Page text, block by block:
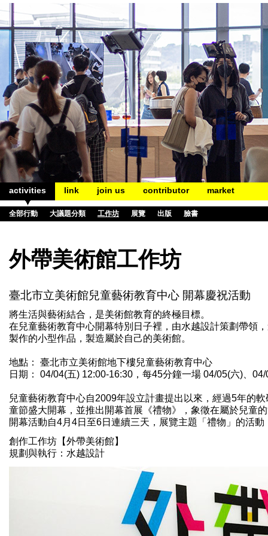
activities link join us contributor market
全部行動 大議題分類 工作坊 展覽 出版 臉書
外帶美術館工作坊
臺北市立美術館兒童藝術教育中心 開幕慶祝活動
將生活與藝術結合，是美術館教育的終極目標。
在兒童藝術教育中心開幕特別日子裡，由水越設計策劃帶領
製作的小型作品，製造屬於自己的美術館。
地點： 臺北市立美術館地下樓兒童藝術教育中心
日期： 04/04(五) 12:00-16:30，每45分鐘一場 04/05(六)、
兒童藝術教育中心自2009年設立計畫提出以來，經過5年的
童節盛大開幕，並推出開幕首展《禮物》，象徵在屬於兒童
開幕活動自4月4日至6日連續三天，展覽主題「禮物」的活
創作工作坊【外帶美術館】
規劃與執行：水越設計